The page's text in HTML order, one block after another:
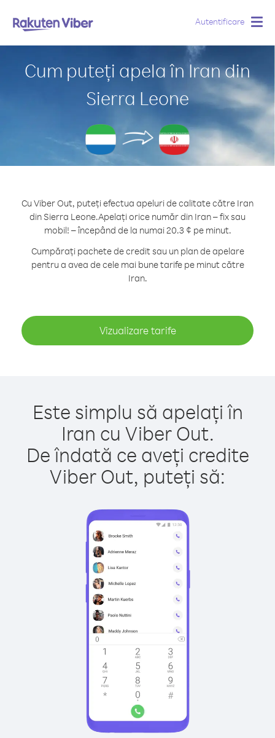
Autentificare
Cum puteți apela în Iran din
Sierra Leone
Cu Viber Out, puteți efectua apeluri de calitate către Iran
din Sierra Leone.Apelați orice număr din Iran – fix sau
mobil! – începând de la numai 20.3 ¢ pe minut.
Cumpărați pachete de credit sau un plan de apelare
pentru a avea de cele mai bune tarife pe minut către
Iran.
Vizualizare tarife
Este simplu să apelați în
Iran cu Viber Out.
De îndată ce aveți credite
Viber Out, puteți să: